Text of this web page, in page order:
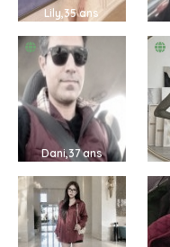
Lily,35 ans
Dani,37 ans